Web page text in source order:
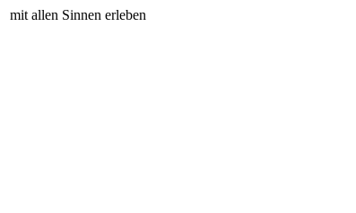
mit allen Sinnen erleben